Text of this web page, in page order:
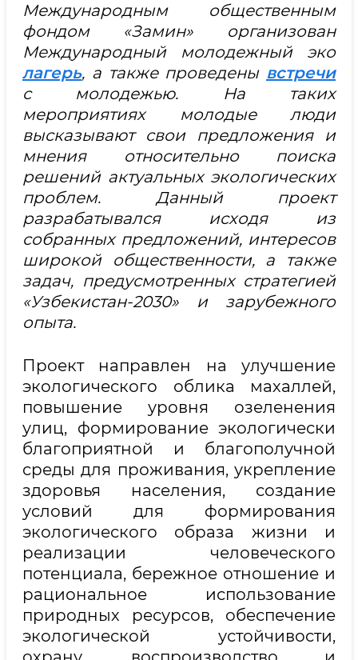
Международным общественным
фондом «Замин» организован
Международный молодежный эко
лагерь, а также проведены встречи
с молодежью. На таких
мероприятиях молодые люди
высказывают свои предложения и
мнения относительно поиска
решений актуальных экологических
проблем. Данный проект
разрабатывался исходя из
собранных предложений, интересов
широкой общественности, а также
задач, предусмотренных стратегией
«Узбекистан-2030» и зарубежного
опыта.
Проект направлен на улучшение
экологического облика махаллей,
повышение уровня озеленения
улиц, формирование экологически
благоприятной и благополучной
среды для проживания, укрепление
здоровья населения, создание
условий для формирования
экологического образа жизни и
реализации человеческого
потенциала, бережное отношение и
рациональное использование
природных ресурсов, обеспечение
экологической устойчивости,